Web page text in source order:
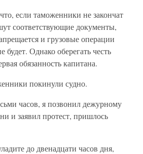
если таможенники не закончат
соответствующие документы,
и грузовые операции
будет. Однако оберегать честь
обязанность капитана.
покинули судно.
часов, я позвонил дежурному
и заявил протест, пришлось
до двенадцати часов дня,